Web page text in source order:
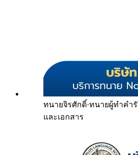
ทนายจิรศักดิ์·ทนายผู้ทำคำ
และเอกสาร